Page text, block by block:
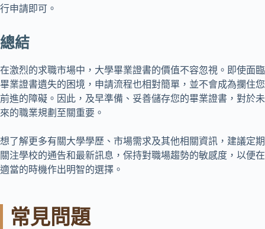
行申請即可。
總結
在激烈的求職市場中，大學畢業證書的價值不容忽視。即使面臨
畢業證書遺失的困境，申請流程也相對簡單，並不會成為攔住您
前進的障礙。因此，及早準備、妥善儲存您的畢業證書，對於未
來的職業規劃至關重要。
想了解更多有關大學學歷、市場需求及其他相關資訊，建議定期
關注學校的通告和最新訊息，保持對職場趨勢的敏感度，以便在
適當的時機作出明智的選擇。
常見問題